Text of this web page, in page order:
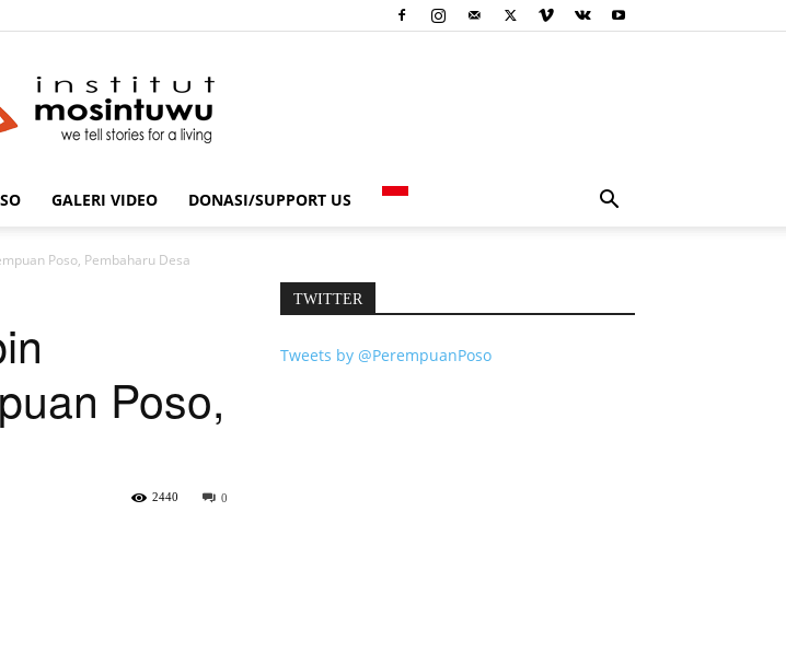
GALERI VIDEO DONASI/SUPPORT US
Poso, Pembaharu Desa
Poso,
0
2440
TWITTER
Tweets by @PerempuanPoso